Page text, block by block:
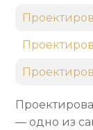
— одно из